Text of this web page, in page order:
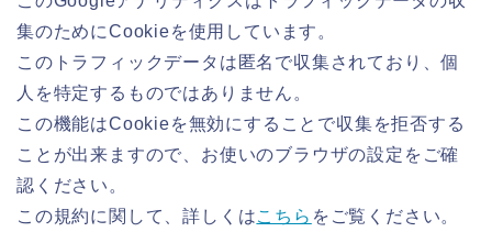
集のためにCookieを使用しています。
このトラフィックデータは匿名で収集されており、個
人を特定するものではありません。
この機能はCookieを無効にすることで収集を拒否する
ことが出来ますので、お使いのブラウザの設定をご確
認ください。
この規約に関して、詳しくはこちら をご覧ください。